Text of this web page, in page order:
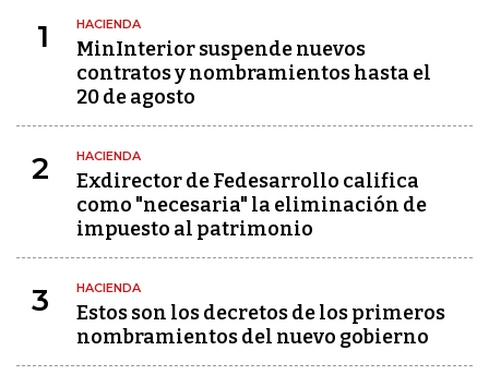
1 HACIENDA
MinInterior suspende nuevos
contratos y nombramientos hasta el
20 de agosto
2 HACIENDA
Exdirector de Fedesarrollo califica
como "necesaria" la eliminación de
impuesto al patrimonio
3 HACIENDA
Estos son los decretos de los primeros
nombramientos del nuevo gobierno